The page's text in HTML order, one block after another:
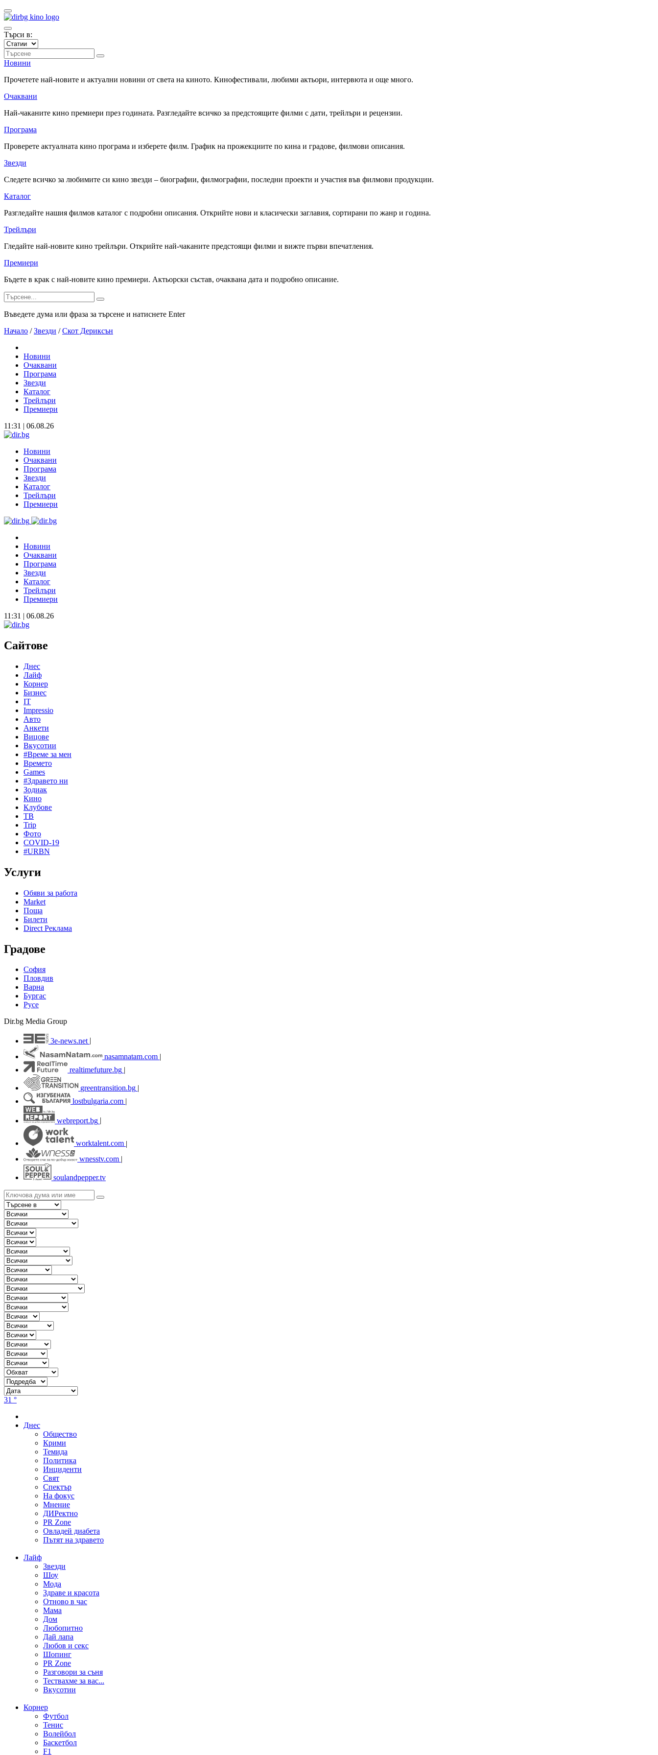
Търси в:
Новини
Прочетете най-новите и актуални новини от света на киното. Кинофестивали, любими актьори, интервюта и още много.
Очаквани
Най-чаканите кино премиери през годината. Разгледайте всичко за предстоящите филми с дати, трейлъри и рецензии.
Програма
Проверете актуалната кино програма и изберете филм. График на прожекциите по кина и градове, филмови описания.
Звезди
Следете всичко за любимите си кино звезди – биографии, филмографии, последни проекти и участия във филмови продукции.
Каталог
Разгледайте нашия филмов каталог с подробни описания. Открийте нови и класически заглавия, сортирани по жанр и година.
Трейлъри
Гледайте най-новите кино трейлъри. Открийте най-чаканите предстоящи филми и вижте първи впечатления.
Премиери
Бъдете в крак с най-новите кино премиери. Актьорски състав, очаквана дата и подробно описание.
Въведете дума или фраза за търсене и натиснете Enter
Начало / Звезди / Скот Дериксън
Новини
Очаквани
Програма
Звезди
Каталог
Трейлъри
Премиери
11:31 | 06.08.26
Новини
Очаквани
Програма
Звезди
Каталог
Трейлъри
Премиери
Новини
Очаквани
Програма
Звезди
Каталог
Трейлъри
Премиери
11:31 | 06.08.26
Сайтове
Днес
Лайф
Корнер
Бизнес
IT
Impressio
Авто
Анкети
Вицове
Вкусотии
#Време за мен
Времето
Games
#Здравето ни
Зодиак
Кино
Клубове
ТВ
Trip
Фото
COVID-19
#URBN
Услуги
Обяви за работа
Market
Поща
Билети
Direct Реклама
Градове
София
Пловдив
Варна
Бургас
Русе
Dir.bg Media Group
3e-news.net
nasamnatam.com |
realtimefuture.bg |
greentransition.bg |
lostbulgaria.com |
webreport.bg
worktalent.com |
wnesstv.com |
soulandpepper.tv
31 °
Днес
Общество
Крими
Темида
Политика
Инциденти
Свят
Спектър
На фокус
Мнение
ДИРектно
PR Zone
Овладей диабета
Пътят на здравето
Лайф
Звезди
Шоу
Мода
Здраве и красота
Отново в час
Мама
Дом
Любопитно
Дай лапа
Любов и секс
Шопинг
PR Zone
Разговори за съня
Тествахме за вас...
Вкусотии
Корнер
Футбол
Тенис
Волейбол
Баскетбол
F1